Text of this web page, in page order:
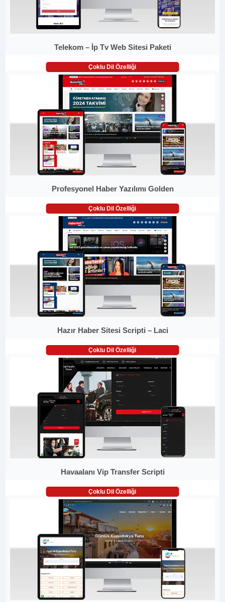
Telekom – İp Tv Web Sitesi Paketi
Çoklu Dil Özelliği
Profesyonel Haber Yazılımı Golden
Çoklu Dil Özelliği
Hazır Haber Sitesi Scripti – Laci
Çoklu Dil Özelliği
Havaalanı Vip Transfer Scripti
Çoklu Dil Özelliği